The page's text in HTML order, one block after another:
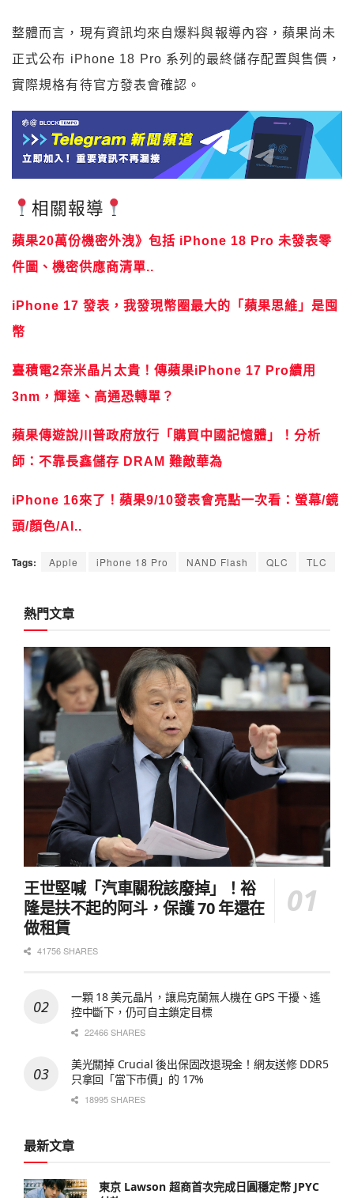
整體而言，現有資訊均來自爆料與報導內容，蘋果尚未
正式公布 iPhone 18 Pro 系列的最終儲存配置與售價，
實際規格有待官方發表會確認。
相關報導
蘋果20萬份機密外洩》包括 iPhone 18 Pro 未發表零
件圖、機密供應商清單..
iPhone 17 發表，我發現幣圈最大的「蘋果思維」是囤
幣
臺積電2奈米晶片太貴！傳蘋果iPhone 17 Pro續用
3nm，輝達、高通恐轉單？
蘋果傳遊說川普政府放行「購買中國記憶體」！分析
師：不靠長鑫儲存 DRAM 難敵華為
iPhone 16來了！蘋果9/10發表會亮點一次看：螢幕/鏡
頭/顏色/AI..
Tags: Apple iPhone 18 Pro NAND Flash QLC TLC
熱門文章
王世堅喊「汽車關稅該廢掉」！裕
隆是扶不起的阿斗，保護 70 年還在
做租賃
41756 SHARES
一顆 18 美元晶片，讓烏克蘭無人機在 GPS 干擾、遙
控中斷下，仍可自主鎖定目標
22466 SHARES
美光關掉 Crucial 後出保固改退現金！網友送修 DDR5
只拿回「當下市價」的 17%
18995 SHARES
最新文章
東京 Lawson 超商首次完成日圓穩定幣 JPYC